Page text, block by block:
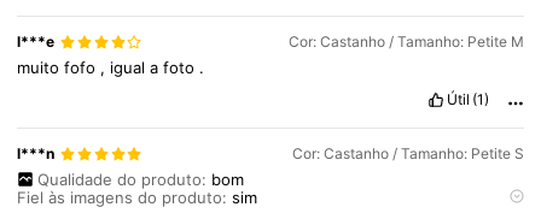
l***e Cor: Castanho / Tamanho: Petite M
muitofofo , igualafoto .
Útil (1)
l***n Cor: Castanho / Tamanho: Petite S
Qualidade do produto: bom
Fiel às imagens do produto:sim